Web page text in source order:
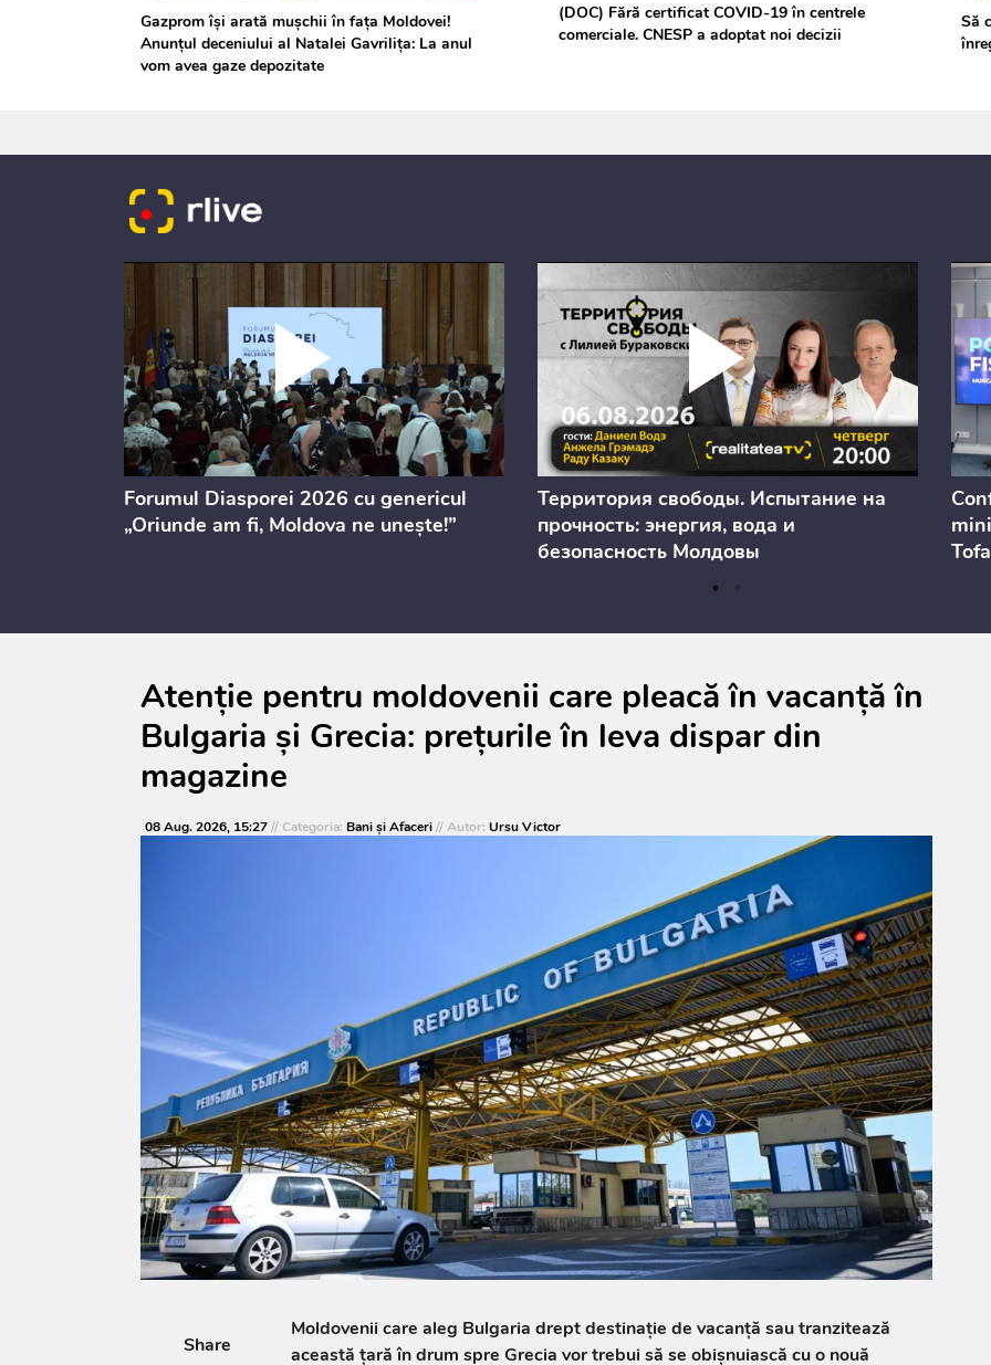
Gazprom își arată mușchii în fața Moldovei!
Anunțul deceniului al Natalei Gavrilița: La anul
vom avea gaze depozitate
(DOC) Fără certificat COVID-19 în centrele
comerciale. CNESP a adoptat noi decizii
Să
Forumul Diasporei 2026 cu genericul
„Oriunde am fi, Moldova ne unește!”
Территория свободы. Испытание на
прочность: энергия, вода и
безопасность Молдовы
Atenție pentru moldovenii care pleacă în vacanță în
Bulgaria și Grecia: prețurile în leva dispar din
magazine
08 Aug. 2026, 15:27// Categoria: Bani și Afaceri// Autor: Ursu Victor
Share
Moldovenii care aleg Bulgaria drept destinație de vacanță sau tranzitează
această țară în drum spre Grecia vor trebui să se obișnuiască cu o nouă